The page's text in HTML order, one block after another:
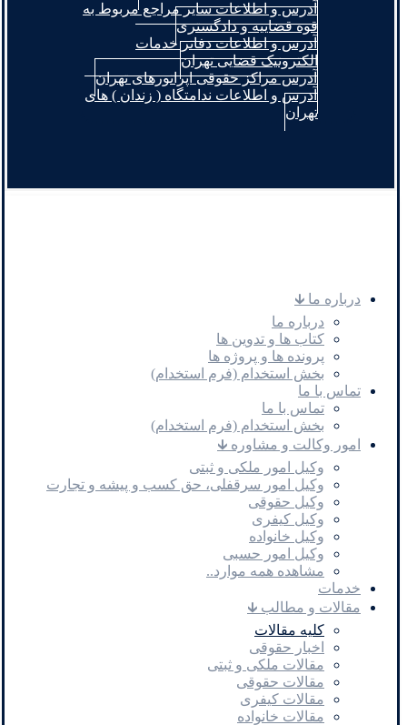
آدرس و اطلاعات سایر مراجع مربوط به
قوه قضاییه و دادگستری
آدرس و اطلاعات دفاتر خدمات
الکترونیک قضایی تهران
آدرس مراکز حقوقی اپراتورهای تهران
آدرس و اطلاعات ندامتگاه ( زندان ) های
تهران
درباره ما 🡳
درباره ما
کتاب ها و تدوین ها
پرونده ها و پروژه ها
بخش استخدام (فرم استخدام)
تماس با ما
تماس با ما
بخش استخدام (فرم استخدام)
امور وکالت و مشاوره 🡳
وکیل امور ملکی و ثبتی
وکیل امور سرقفلی، حق کسب و پیشه و تجارت
وکیل حقوقی
وکیل کیفری
وکیل خانواده
وکیل امور حسبی
مشاهده همه موارد..
خدمات
مقالات و مطالب 🡳
کلیه مقالات
اخبار حقوقی
مقالات ملکی و ثبتی
مقالات حقوقی
مقالات کیفری
مقالات خانواده